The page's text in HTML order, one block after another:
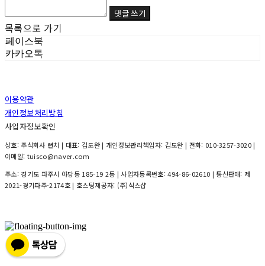
댓글 쓰기
목록으로 가기
페이스북
카카오톡
이용약관
개인정보처리방침
사업자정보확인
상호: 주식회사 뻔치 | 대표: 김도완 | 개인정보관리책임자: 김도완 | 전화: 010-3257-3020 |
이메일: tuisco@naver.com
주소: 경기도 파주시 야당동 185-19 2동 | 사업자등록번호:494-86-02610 | 통신판매:제
2021-경기파주-2174호| 호스팅제공자: (주)식스샵